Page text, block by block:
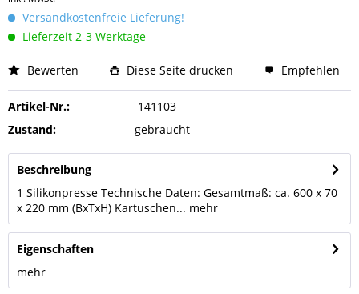
Versandkostenfreie Lieferung!
Lieferzeit 2-3 Werktage
Bewerten Diese Seite drucken Empfehlen
Artikel-Nr.:
141103
Zustand:
gebraucht
Beschreibung
1 Silikonpresse Technische Daten: Gesamtmaß: ca. 600 x 70
x 220 mm (BxTxH) Kartuschen... mehr
Eigenschaften
mehr